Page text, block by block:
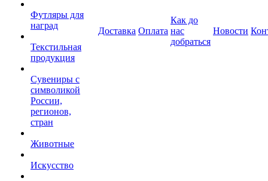
Футляры для
наград
Текстильная
продукция
Сувениры с
символикой
России,
регионов,
стран
Животные
Искусство
Доставка Оплата
Как до
нас
добраться
Новости